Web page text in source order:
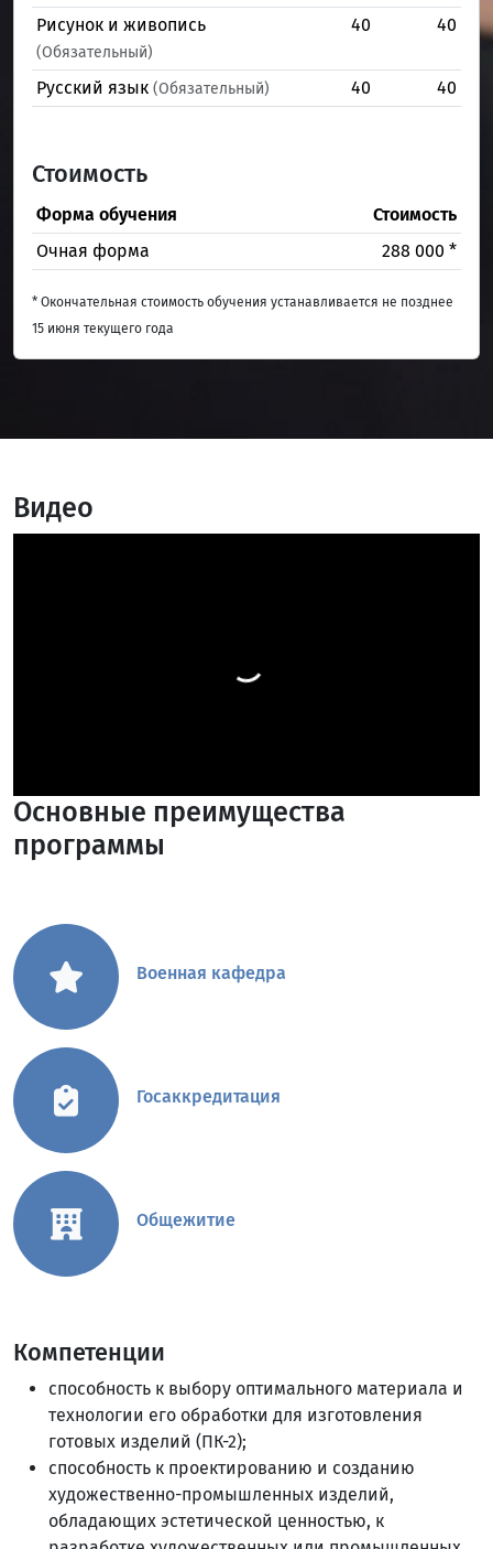
Рисунок и живопись
(Обязательный)
40 40
Русский язык (Обязательный) 40 40
Стоимость
Форма обучения
Стоимость
Очная форма
288 000 *
* Окончательная стоимость обучения устанавливается не позднее
15 июня текущего года
Видео
Основные преимущества
программы
Военная кафедра
Госаккредитация
Общежитие
Компетенции
способность к выбору оптимального материала и
технологии его обработки для изготовления
готовых изделий (ПК-2);
способность к проектированию и созданию
художественно-промышленных изделий,
обладающих эстетической ценностью, к